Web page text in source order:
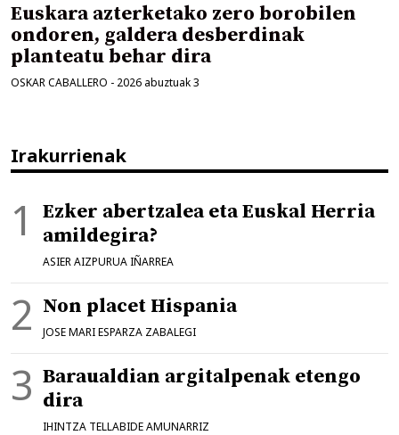
Euskara azterketako zero borobilen
ondoren, galdera desberdinak
planteatu behar dira
OSKAR CABALLERO - 2026 abuztuak 3
Irakurrienak
Ezker abertzalea eta Euskal Herria
amildegira?
ASIER AIZPURUA IÑARREA
Non placet Hispania
JOSE MARI ESPARZA ZABALEGI
Baraualdian argitalpenak etengo
dira
IHINTZA TELLABIDE AMUNARRIZ